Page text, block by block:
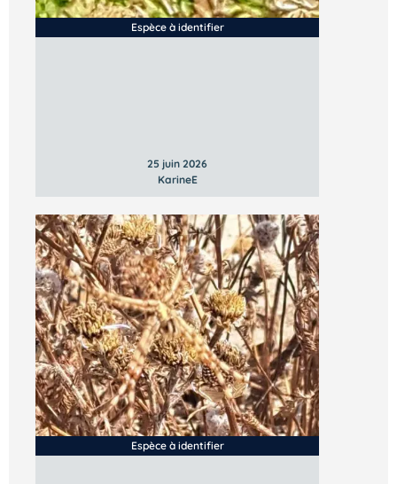
Espèce à identifier
25 juin 2026
KarineE
Espèce à identifier
Inscrivez-vous dès maintenant